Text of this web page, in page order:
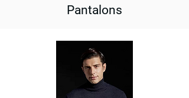
Pantalons